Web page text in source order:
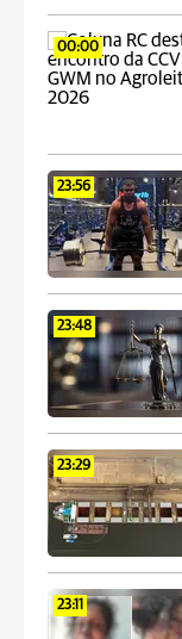
00:00
23:56
23:48
23:29
23:11